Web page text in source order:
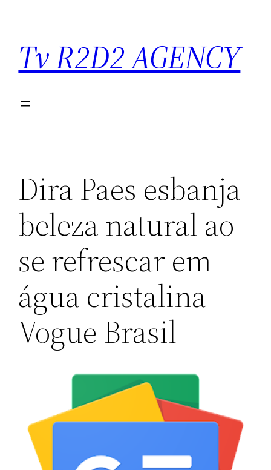
conteúdo
Tv R2D2 AGENCY
Dira Paes esbanja
beleza natural ao
se refrescar em
água cristalina –
Vogue Brasil